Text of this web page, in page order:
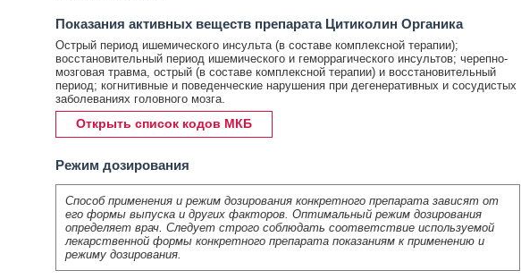
Показания активных веществ препарата Цитиколин Органика
Острый период ишемического инсульта (в составе комплексной терапии);
восстановительный период ишемического и геморрагического инсультов; черепно-
мозговая травма, острый (в составе комплексной терапии) и восстановительный
период; когнитивные и поведенческие нарушения при дегенеративных и сосудистых
заболеваниях головного мозга.
Открыть список кодов МКБ
Режим дозирования
Способ применения и режим дозирования конкретного препарата зависят от
его формы выпуска и других факторов. Оптимальный режим дозирования
определяет врач. Следует строго соблюдать соответствие используемой
лекарственной формы конкретного препарата показаниям к применению и
режиму дозирования.